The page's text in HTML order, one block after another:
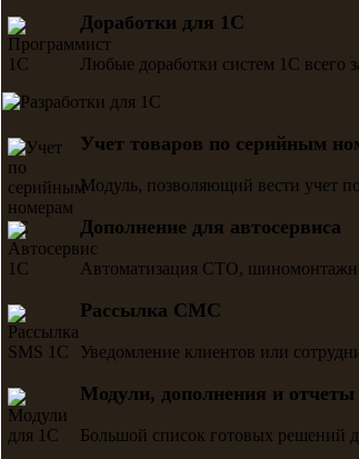
Доработки для 1С
Любые доработки систем 1С всего
Учет товаров по серийным
Модуль, позволяющий вести учет
Дополнение для автосервиса
Автоматизация СТО,
Рассылка СМС
Уведомление клиентов или
Модули, дополнения и
Большой список готовых решений